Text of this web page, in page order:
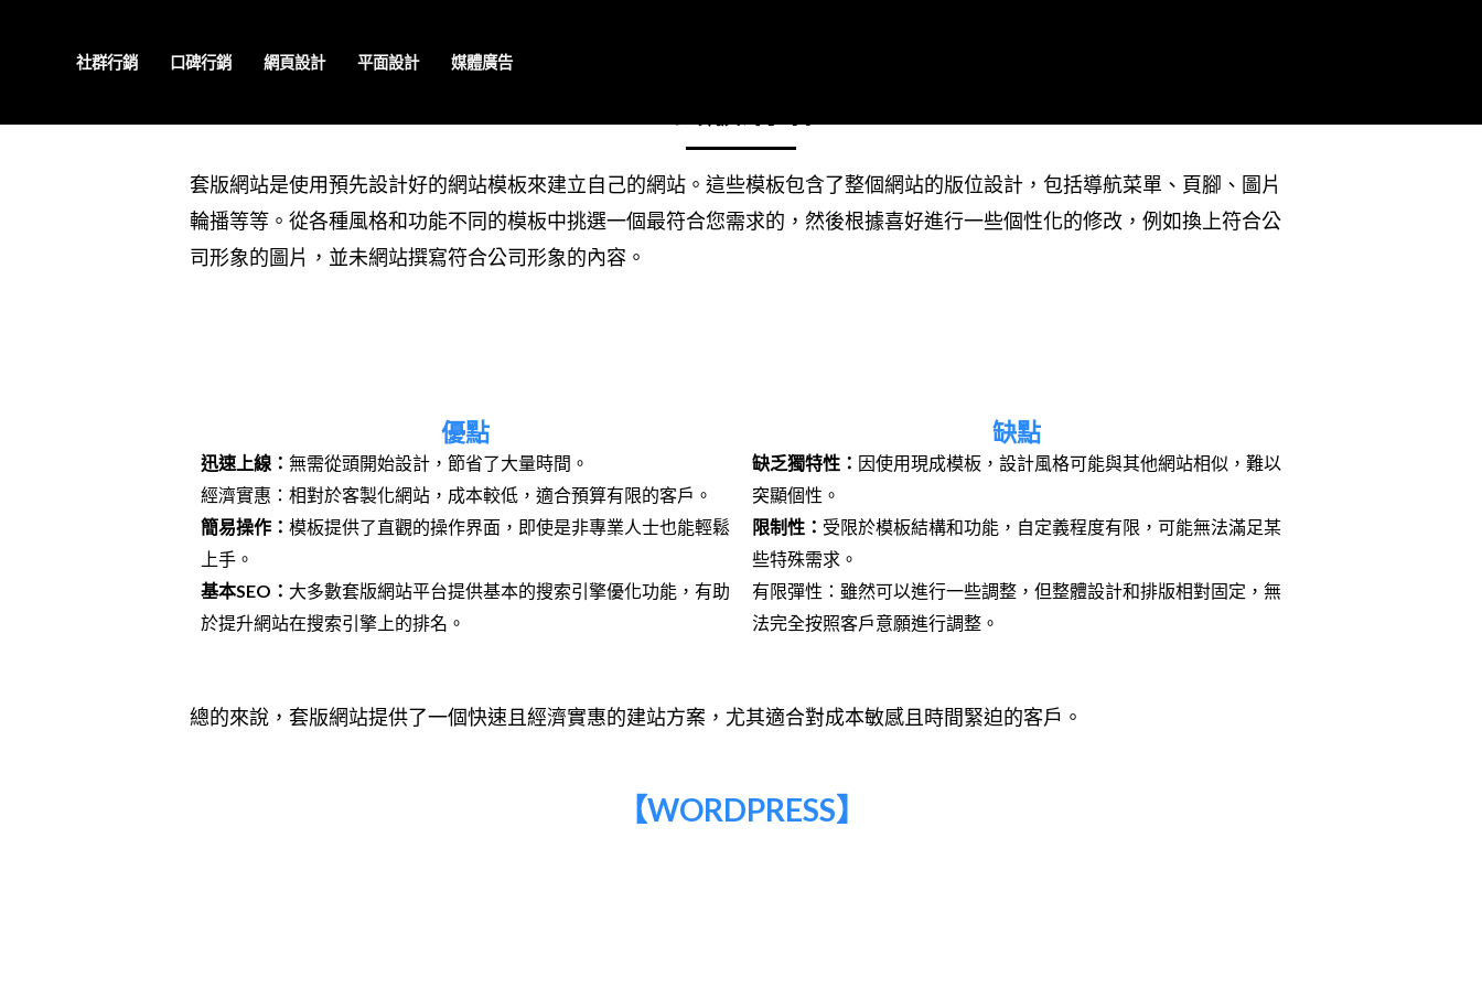
社群行銷 口碑行銷 網頁設計 平面設計 媒體廣告
套版網站是使用預先設計好的網站模板來建立自己的網站。這些模板包含了整個網站的版位設計，包括導航菜單、頁腳、圖片
輪播等等。從各種風格和功能不同的模板中挑選一個最符合您需求的，然後根據喜好進行一些個性化的修改，例如換上符合公
司形象的圖片，並未網站撰寫符合公司形象的內容。
優點
迅速上線： 無需從頭開始設計，節省了大量時間。
經濟實惠：相對於客製化網站，成本較低，適合預算有限的客戶。
簡易操作： 模板提供了直觀的操作界面，即使是非專業人士也能輕鬆
上手。
基本SEO： 大多數套版網站平台提供基本的搜索引擎優化功能，有助
於提升網站在搜索引擎上的排名。
缺點
缺乏獨特性： 因使用現成模板，設計風格可能與其他網站相似，難以
突顯個性。
限制性： 受限於模板結構和功能，自定義程度有限，可能無法滿足某
些特殊需求。
有限彈性：雖然可以進行一些調整，但整體設計和排版相對固定，無
法完全按照客戶意願進行調整。
總的來說，套版網站提供了一個快速且經濟實惠的建站方案，尤其適合對成本敏感且時間緊迫的客戶。
【WORDPRESS】